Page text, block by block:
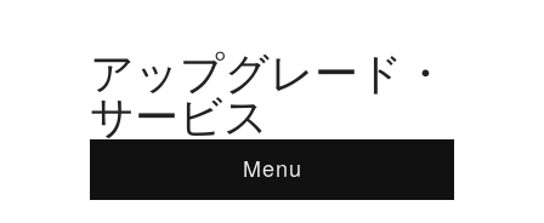
アップグレード・
サービス
Menu